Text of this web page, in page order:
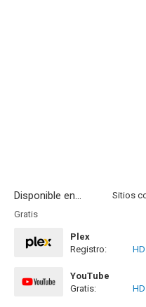
Disponible en...
Gratis
Plex
Registro:
HD
YouTube
Gratis:
HD